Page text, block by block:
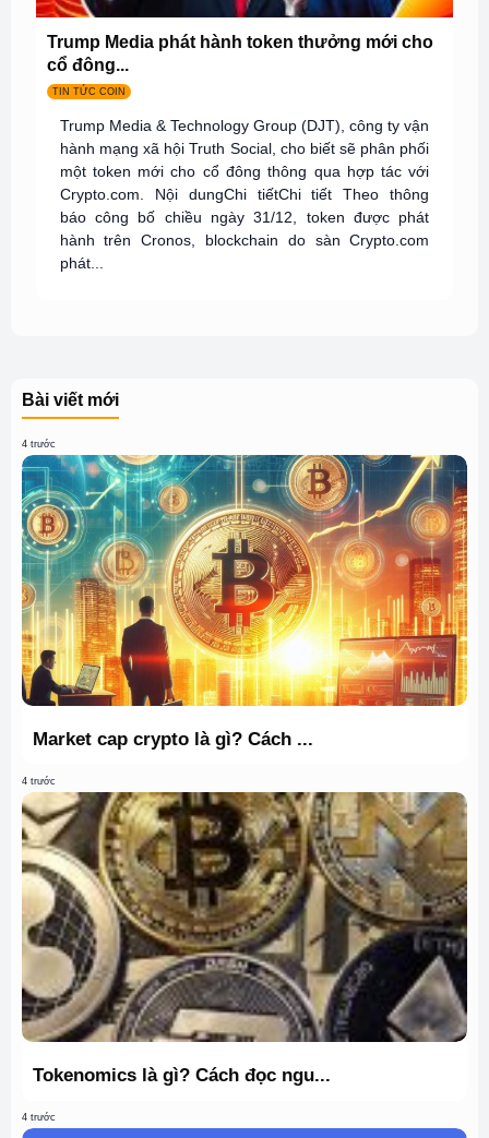
Trump Media phát hành token thưởng mới cho
cổ đông...
TIN TỨC COIN
Trump Media & Technology Group (DJT), công ty vận
hành mạng xã hội Truth Social, cho biết sẽ phân phối
một token mới cho cổ đông thông qua hợp tác với
Crypto.com. Nội dungChi tiếtChi tiết Theo thông
báo công bố chiều ngày 31/12, token được phát
hành trên Cronos, blockchain do sàn Crypto.com
phát...
Bài viết mới
4 trước
Market cap crypto là gì? Cách ...
4 trước
Tokenomics là gì? Cách đọc ngu...
4 trước